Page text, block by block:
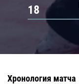
18
Хронология матча